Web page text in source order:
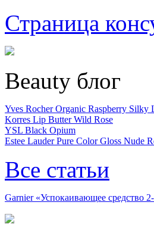
Страница
Beauty блог
Yves Rocher Organic Raspberry Silky
Korres Lip Butter Wild Rose
YSL Black Opium
Estee Lauder Pure Color Gloss Nude
Все статьи
Garnier «Успокаивающее средство